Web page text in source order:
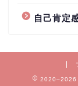
自己肯定
2020–2026